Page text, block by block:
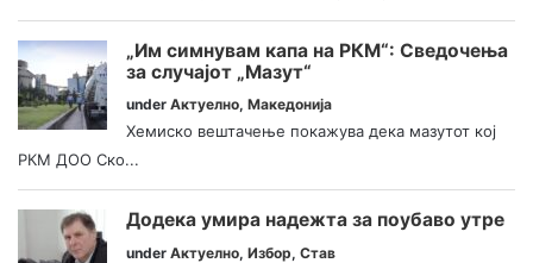
„Им симнувам капа на РКМ“: Сведочења
за случајот „Мазут“
under Актуелно, Македонија
Хемиско вештачење покажува дека мазутот кој
РКМ ДОО Ско...
Додека умира надежта за поубаво утре
under Актуелно, Избор, Став